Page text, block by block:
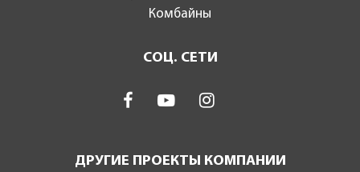
Комбайны
СОЦ. СЕТИ
ДРУГИЕ ПРОЕКТЫ КОМПАНИИ